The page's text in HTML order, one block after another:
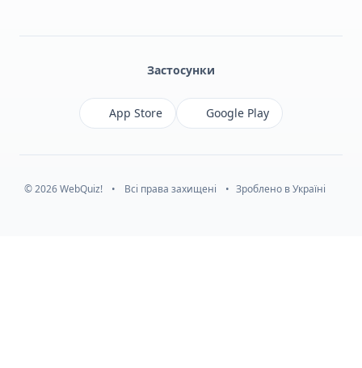
Застосунки
App Store Google Play
© 2026 WebQuiz! • Всі права захищені • Зроблено в Україні